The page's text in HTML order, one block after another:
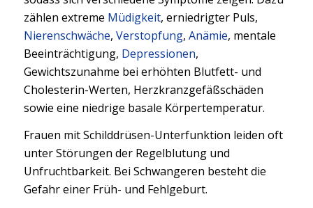
zählen extreme Müdigkeit, erniedrigter Puls,
Nierenschwäche, Verstopfung, Anämie, mentale
Beeinträchtigung, Depressionen,
Gewichtszunahme bei erhöhten Blutfett- und
Cholesterin-Werten, Herzkranzgefäßschäden
sowie eine niedrige basale Körpertemperatur.
Frauen mit Schilddrüsen-Unterfunktion leiden oft
unter Störungen der Regelblutung und
Unfruchtbarkeit. Bei Schwangeren besteht die
Gefahr einer Früh- und Fehlgeburt.